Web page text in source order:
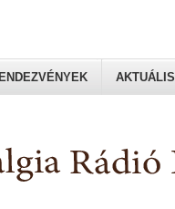
AKTUÁLIS